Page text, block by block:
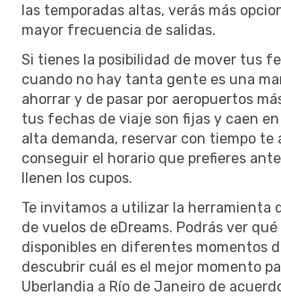
las temporadas altas, verás más
mayor frecuencia de salidas.
Si tienes la posibilidad de mover tus
cuando no hay tanta gente es una
ahorrar y de pasar por aeropuertos
tus fechas de viaje son fijas y caen
alta demanda, reservar con tiempo te
conseguir el horario que prefieres
llenen los cupos.
Te invitamos a utilizar la herramienta
de vuelos de eDreams. Podrás ver
disponibles en diferentes momentos
descubrir cuál es el mejor momento
Uberlandia a Río de Janeiro de